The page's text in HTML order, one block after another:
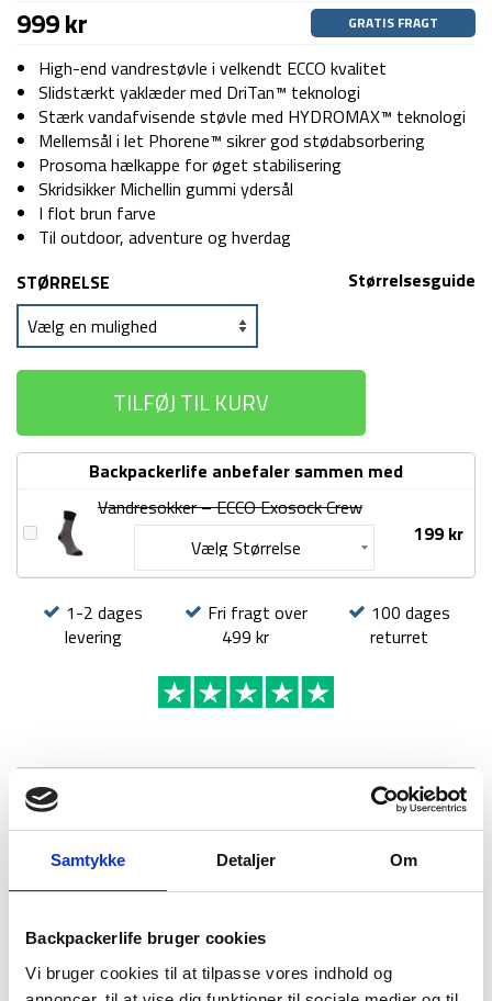
Samtykke Detaljer Om
Backpackerlife bruger cookies
Vi bruger cookies til at tilpasse vores indhold og
999kr GRATIS FRAGT
High-end vandrestøvle i velkendt ECCO kvalitet
Slidstærkt yaklæder med DriTan™ teknologi
Stærk vandafvisende støvle med HYDROMAX™ teknologi
Mellemsål i let Phorene™ sikrer god stødabsorbering
Prosoma hælkappe for øget stabilisering
Skridsikker Michellin gummi ydersål
I flot brun farve
Til outdoor, adventure og hverdag
Størrelsesguide
STØRRELSE
TILFØJ TIL KURV
Backpackerlife anbefaler sammen med
Vandresokker
ECCO
Exosock
Vandresokker – ECCO Exosock Crew
199 kr
1-2 dages
levering
Fri fragt over
499 kr
100 dages
returret
BESKRIVELSE
YDERLIGERE INFORMATION